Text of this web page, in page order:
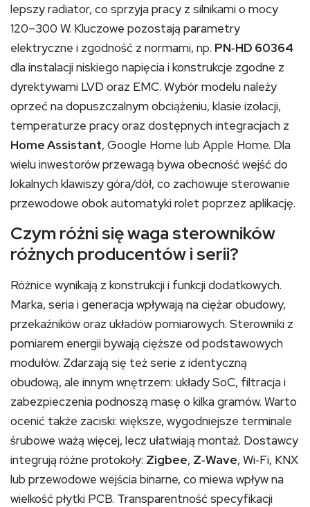
lepszy radiator, co sprzyja pracy z silnikami o mocy
120–300 W. Kluczowe pozostają parametry
elektryczne i zgodność z normami, np. PN‑HD 60364
dla instalacji niskiego napięcia i konstrukcje zgodne z
dyrektywami LVD oraz EMC. Wybór modelu należy
oprzeć na dopuszczalnym obciążeniu, klasie izolacji,
temperaturze pracy oraz dostępnych integracjach z
Home Assistant, Google Home lub Apple Home. Dla
wielu inwestorów przewagą bywa obecność wejść do
lokalnych klawiszy góra/dół, co zachowuje sterowanie
przewodowe obok automatyki rolet poprzez aplikację.
Czym różni się waga sterowników
różnych producentów i serii?
Różnice wynikają z konstrukcji i funkcji dodatkowych.
Marka, seria i generacja wpływają na ciężar obudowy,
przekaźników oraz układów pomiarowych. Sterowniki z
pomiarem energii bywają cięższe od podstawowych
modułów. Zdarzają się też serie z identyczną
obudową, ale innym wnętrzem: układy SoC, filtracja i
zabezpieczenia podnoszą masę o kilka gramów. Warto
ocenić także zaciski: większe, wygodniejsze terminale
śrubowe ważą więcej, lecz ułatwiają montaż. Dostawcy
integrują różne protokoły: Zigbee, Z‑Wave, Wi‑Fi, KNX
lub przewodowe wejścia binarne, co miewa wpływ na
wielkość płytki PCB. Transparentność specyfikacji